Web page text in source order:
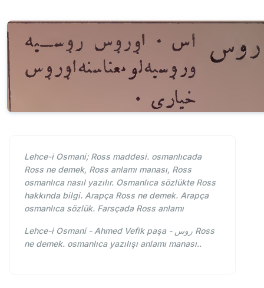
Lehce-i Osmani; Ross maddesi. osmanlıcada
Ross ne demek, Ross anlamı manası, Ross
osmanlıca nasıl yazılır. Osmanlıca sözlükte Ross
hakkında bilgi. Arapça Ross ne demek. Arapça
osmanlıca sözlük. Farsçada Ross anlamı
Lehce-i Osmani - Ahmed Vefik paşa - روس Ross
ne demek. osmanlıca yazılışı anlamı manası..